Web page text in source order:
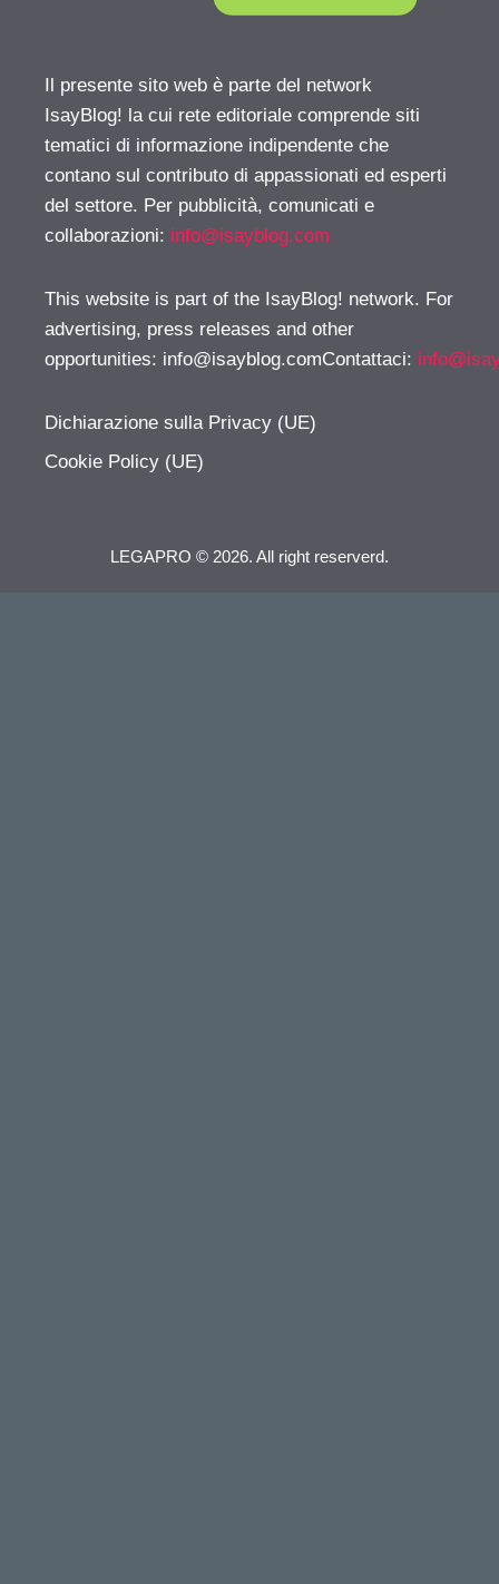
Il presente sito web è parte del network
IsayBlog! la cui rete editoriale comprende siti
tematici di informazione indipendente che
contano sul contributo di appassionati ed esperti
del settore. Per pubblicità, comunicati e
collaborazioni: info@isayblog.com
This website is part of the IsayBlog! network. For
advertising, press releases and other
opportunities: info@isayblog.comContattaci:
Dichiarazione sulla Privacy (UE)
Cookie Policy (UE)
LEGAPRO © 2026. All right reserverd.